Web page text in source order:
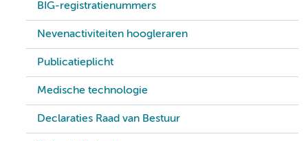
BIG-registratienummers
Nevenactiviteiten hoogleraren
Publicatieplicht
Medische technologie
Declaraties Raad van Bestuur